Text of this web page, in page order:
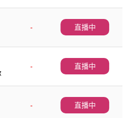
-
直播中
-
直播中
-
直播中